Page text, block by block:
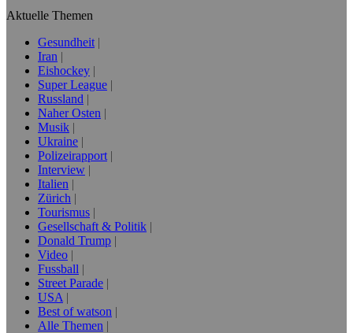
Aktuelle Themen
Gesundheit
Iran
Eishockey
Super League
Russland
Naher Osten
Musik
Ukraine
Polizeirapport
Interview
Italien
Zürich
Tourismus
Gesellschaft & Politik
Donald Trump
Video
Fussball
Street Parade
USA
Best of watson
Alle Themen